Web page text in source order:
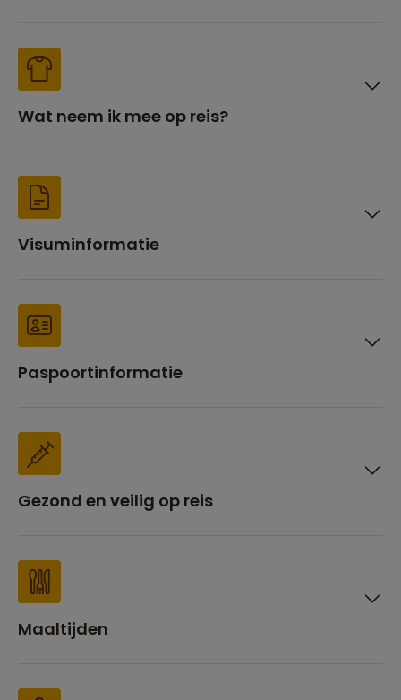
Wat neem ik mee op reis?
Visuminformatie
Paspoortinformatie
Gezond en veilig op reis
Maaltijden